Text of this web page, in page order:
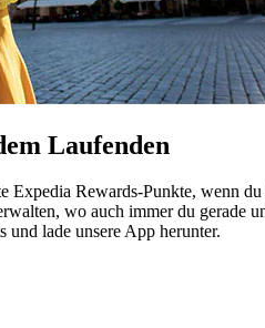
Laufenden
Expedia Rewards-Punkte, wenn
wo auch immer du gerade
und lade unsere App herunter.